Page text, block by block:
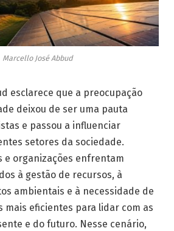
Marcello José Abbud
esclarece que a preocupação
deixou de ser uma pauta
e passou a influenciar
setores da sociedade.
e organizações enfrentam
à gestão de recursos, à
ambientais e à necessidade de
mais eficientes para lidar com as
e do futuro. Nesse cenário,